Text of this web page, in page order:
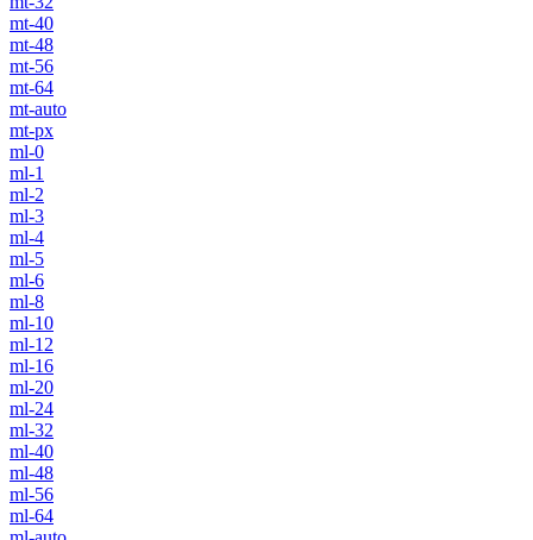
mt-40
mt-48
mt-56
mt-64
mt-auto
mt-px
ml-0
ml-1
ml-2
ml-3
ml-4
ml-5
ml-6
ml-8
ml-10
ml-12
ml-16
ml-20
ml-24
ml-32
ml-40
ml-48
ml-56
ml-64